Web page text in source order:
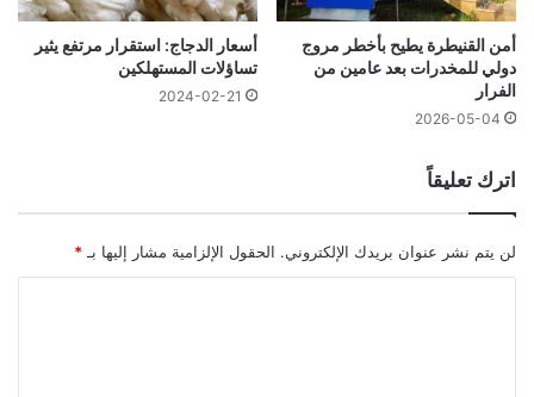
أمن القنيطرة يطيح بأخطر مروج
دولي للمخدرات بعد عامين من
الفرار
2026-05-04
أسعار الدجاج: استقرار مرتفع يثير
تساؤلات المستهلكين
2024-02-21
اترك تعليقاً
لن يتم نشر عنوان بريدك الإلكتروني. الحقول الإلزامية مشار إليها بـ *